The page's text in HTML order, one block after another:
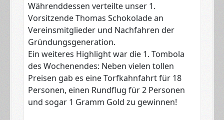
​Währenddessen verteilte unser 1.
Vorsitzende Thomas Schokolade an
Vereinsmitglieder und Nachfahren der
Gründungsgeneration.
​Ein weiteres Highlight war die 1. Tombola
des Wochenendes: Neben vielen tollen
Preisen gab es eine Torfkahnfahrt für 18
Personen, einen Rundflug für 2 Personen
und sogar 1 Gramm Gold zu gewinnen!